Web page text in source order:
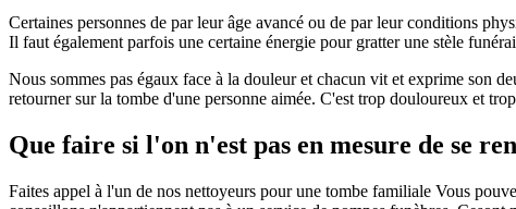
Certaines personnes de par leur âge avancé ou de par leur conditions
Il faut également parfois une certaine énergie pour gratter une stèle
Nous sommes pas égaux face à la douleur et chacun vit et exprime son
retourner sur la tombe d'une personne aimée. C'est trop douloureux et
Que faire si l'on n'est pas en mesure de se
Faites appel à l'un de nos nettoyeurs pour une tombe familiale Vous